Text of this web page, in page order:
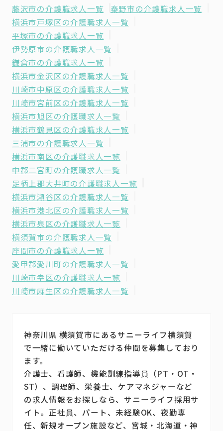
藤沢市の介護職求人一覧
秦野市の介護職求人一覧
横浜市戸塚区の介護職求人一覧
平塚市の介護職求人一覧
伊勢原市の介護職求人一覧
鎌倉市の介護職求人一覧
横浜市金沢区の介護職求人一覧
川崎市中原区の介護職求人一覧
川崎市宮前区の介護職求人一覧
横浜市旭区の介護職求人一覧
横浜市鶴見区の介護職求人一覧
三浦市の介護職求人一覧
横浜市南区の介護職求人一覧
中郡二宮町の介護職求人一覧
足柄上郡大井町の介護職求人一覧
横浜市瀬谷区の介護職求人一覧
横浜市港北区の介護職求人一覧
横浜市泉区の介護職求人一覧
横須賀市の介護職求人一覧
座間市の介護職求人一覧
愛甲郡愛川町の介護職求人一覧
川崎市幸区の介護職求人一覧
川崎市麻生区の介護職求人一覧
神奈川県 横須賀市にあるサニーライフ横須賀
で一緒に働いていただける仲間を募集しており
ます。
介護士、看護師、機能訓練指導員（PT・OT・
ST）、調理師、栄養士、ケアマネジャーなど
の求人情報をお探しなら、サニーライフ採用サ
イト。正社員、パート、未経験OK、夜勤専
任、新規オープン施設など、宮城・北海道・神